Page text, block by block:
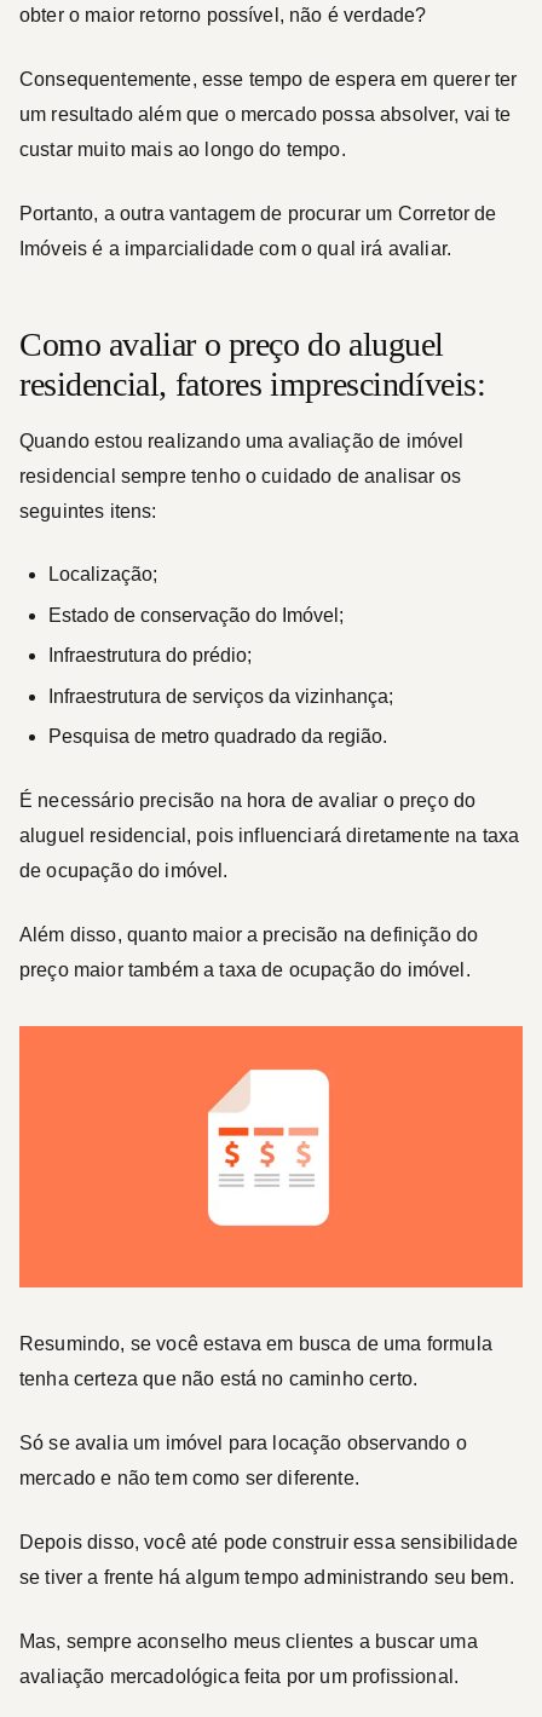
obter o maior retorno possível, não é verdade?
Consequentemente, esse tempo de espera em querer ter
um resultado além que o mercado possa absolver, vai te
custar muito mais ao longo do tempo.
Portanto, a outra vantagem de procurar um Corretor de
Imóveis é a imparcialidade com o qual irá avaliar.
Como avaliar o preço do aluguel
residencial, fatores imprescindíveis:
Quando estou realizando uma avaliação de imóvel
residencial sempre tenho o cuidado de analisar os
seguintes itens:
Localização;
Estado de conservação do Imóvel;
Infraestrutura do prédio;
Infraestrutura de serviços da vizinhança;
Pesquisa de metro quadrado da região.
É necessário precisão na hora de avaliar o preço do
aluguel residencial, pois influenciará diretamente na taxa
de ocupação do imóvel.
Além disso, quanto maior a precisão na definição do
preço maior também a taxa de ocupação do imóvel.
Resumindo, se você estava em busca de uma formula
tenha certeza que não está no caminho certo.
Só se avalia um imóvel para locação observando o
mercado e não tem como ser diferente.
Depois disso, você até pode construir essa sensibilidade
se tiver a frente há algum tempo administrando seu bem.
Mas, sempre aconselho meus clientes a buscar uma
avaliação mercadológica feita por um profissional.